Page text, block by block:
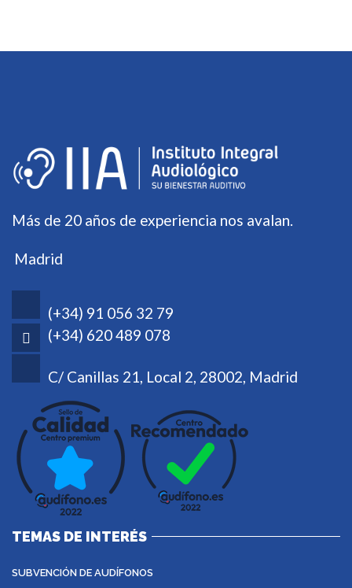
Más de 20 años de experiencia nos avalan.
Madrid
(+34) 91 056 32 79
(+34) 620 489 078
C/ Canillas 21, Local 2, 28002, Madrid
TEMAS DE INTERÉS
SUBVENCIÓN DE AUDÍFONOS